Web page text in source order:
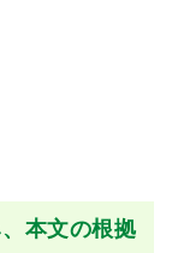
本文の根拠